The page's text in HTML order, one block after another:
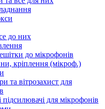
до них
до мікрофонів
кріплення (мікроф.)
та вітрозахист для
для мікрофонів